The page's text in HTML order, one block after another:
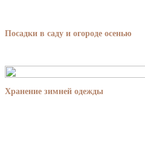
Посадки в саду и огороде осенью
Хранение зимней одежды